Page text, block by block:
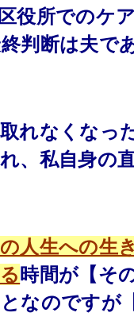
役所でのケ
判断は夫で
れなくなっ
、私自身の
人生への生
時間が【そ
なのですが